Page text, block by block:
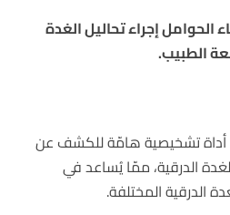
الحوامل إجراء تحاليل الغدة
الطبيب.
أداة تشخيصية هامّة للكشف عن
الدرقية، ممّا يُساعد في
الدرقية المختلفة.